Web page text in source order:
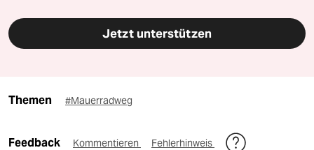
Jetzt unterstützen
Themen #Mauerradweg
Feedback Kommentieren Fehlerhinweis